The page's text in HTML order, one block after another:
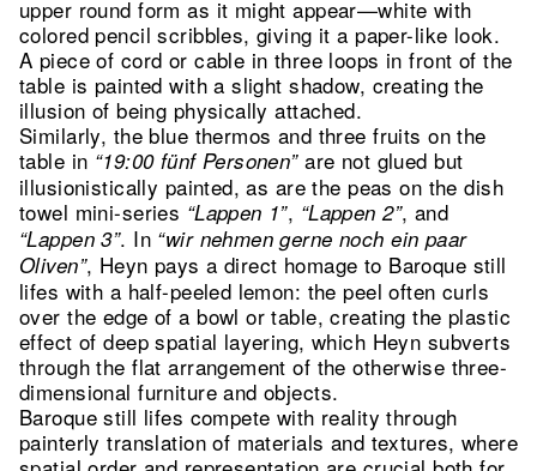
upper round form as it might appear—white with
colored pencil scribbles, giving it a paper-like look.
A piece of cord or cable in three loops in front of the
table is painted with a slight shadow, creating the
illusion of being physically attached.
Similarly, the blue thermos and three fruits on the
table in “19:00 fünf Personen”are not glued but
illusionistically painted, as are the peas on the dish
towel mini-series “Lappen 1”, “Lappen 2”, and
“Lappen 3”. In “wir nehmen gerne noch ein paar
Oliven”, Heyn pays a direct homage to Baroque still
lifes with a half-peeled lemon: the peel often curls
over the edge of a bowl or table, creating the plastic
effect of deep spatial layering, which Heyn subverts
through the flat arrangement of the otherwise three-
dimensional furniture and objects.
Baroque still lifes compete with reality through
painterly translation of materials and textures, where